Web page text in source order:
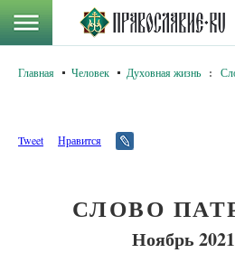
Главная Человек Духовная жизнь :
Tweet Нравится
СЛОВО
Ноябрь